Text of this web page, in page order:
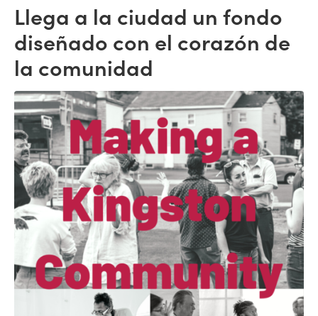
Llega a la ciudad un fondo
diseñado con el corazón de
la comunidad